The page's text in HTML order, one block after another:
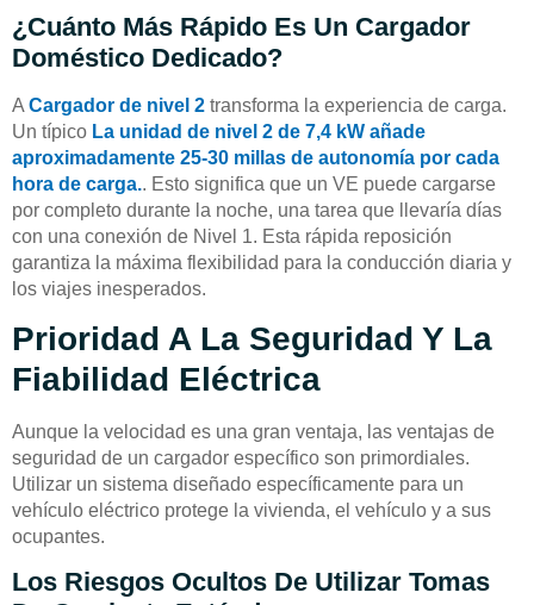
¿Cuánto Más Rápido Es Un Cargador
Doméstico Dedicado?
A Cargador de nivel 2 transforma la experiencia de carga.
Un típico La unidad de nivel 2 de 7,4 kW añade
aproximadamente 25-30 millas de autonomía por cada
hora de carga.. Esto significa que un VE puede cargarse
por completo durante la noche, una tarea que llevaría días
con una conexión de Nivel 1. Esta rápida reposición
garantiza la máxima flexibilidad para la conducción diaria y
los viajes inesperados.
Prioridad A La Seguridad Y La
Fiabilidad Eléctrica
Aunque la velocidad es una gran ventaja, las ventajas de
seguridad de un cargador específico son primordiales.
Utilizar un sistema diseñado específicamente para un
vehículo eléctrico protege la vivienda, el vehículo y a sus
ocupantes.
Los Riesgos Ocultos De Utilizar Tomas